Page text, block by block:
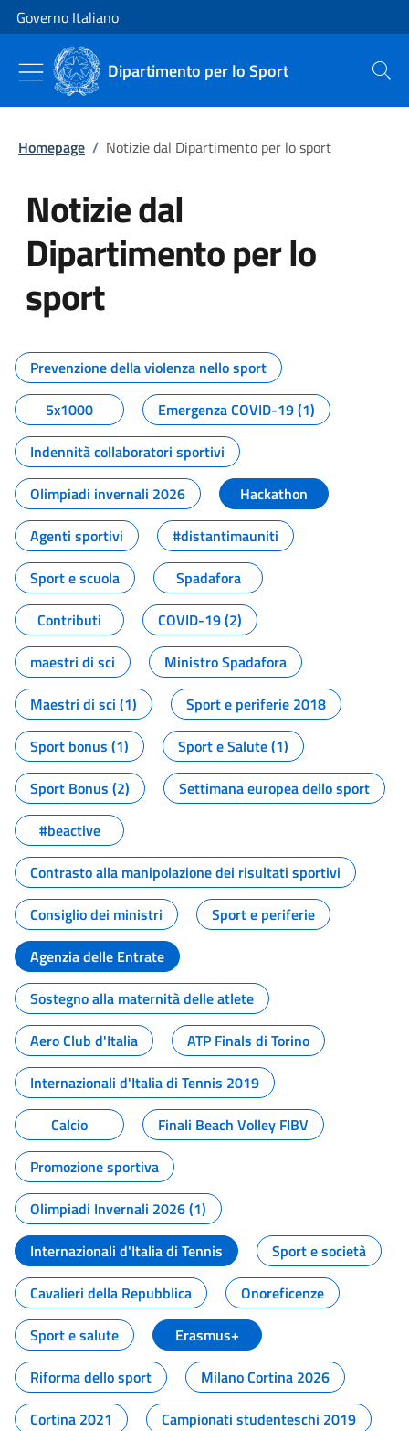
Vai al contenuto
Vai alla navigazione del sito
Governo Italiano
Dipartimento per lo Sport Cerca
Homepage / Notizie dal Dipartimento per lo sport
Notizie dal
Dipartimento per lo
sport
Tutti i contenuti della pagina
Prevenzione della violenza nello sport
5x1000
Emergenza COVID-19 (1)
Indennità collaboratori sportivi
Olimpiadi invernali 2026
Hackathon
Agenti sportivi
#distantimauniti
Sport e scuola
Spadafora
Contributi
COVID-19 (2)
maestri di sci
Ministro Spadafora
Maestri di sci (1)
Sport e periferie 2018
Sport bonus (1)
Sport e Salute (1)
Sport Bonus (2)
Settimana europea dello sport
#beactive
Contrasto alla manipolazione dei risultati sportivi
Consiglio dei ministri
Sport e periferie
Agenzia delle Entrate
Sostegno alla maternità delle atlete
Aero Club d'Italia
ATP Finals di Torino
Internazionali d'Italia di Tennis 2019
Calcio
Finali Beach Volley FIBV
Promozione sportiva
Olimpiadi Invernali 2026 (1)
Internazionali d'Italia di Tennis
Sport e società
Cavalieri della Repubblica
Onoreficenze
Sport e salute
Erasmus+
Riforma dello sport
Milano Cortina 2026
Cortina 2021
Campionati studenteschi 2019